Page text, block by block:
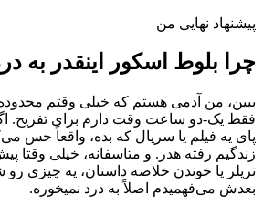
پیشنهاد نهایی من
چرا بلوط اسکور اینقدر به
ببین، من آدمی هستم که خیلی وقتم
فقط یک-دو ساعت وقت دارم برای تفریح.
پای یه فیلم یا سریال که بده، واقعاً حس
زندگیم رفته هدر. و متاسفانه، خیلی وقتا
تریلر یا خوندن خلاصه داستان، یه چیزی
بعدش می‌فهمیدم اصلاً به درد نمیخوره.